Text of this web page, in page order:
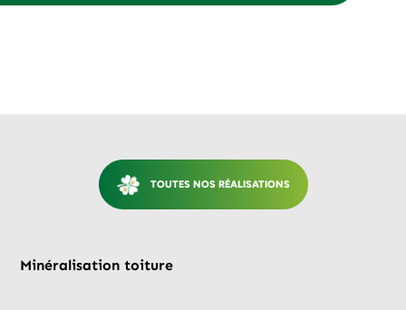
TOUTES NOS RÉALISATIONS
Minéralisation toiture